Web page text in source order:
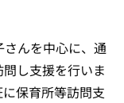
んを中心に、通
し支援を行いま
保育所等訪問支